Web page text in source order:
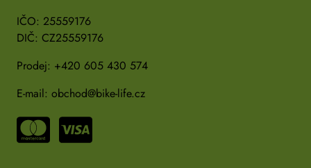
IČO: 25559176
DIČ: CZ25559176
Prodej: +420 605 430 574
E-mail: obchod@bike-life.cz